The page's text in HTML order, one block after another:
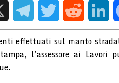
E PSICOLOGIA
TelegramTwitterReddit
effettuati sul manto
l’assessore ai Lavori